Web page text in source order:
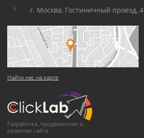
г. Москва, Гостиничный проезд, 4
Найти нас на карте
Разработка, продвижение и
развитие сайта